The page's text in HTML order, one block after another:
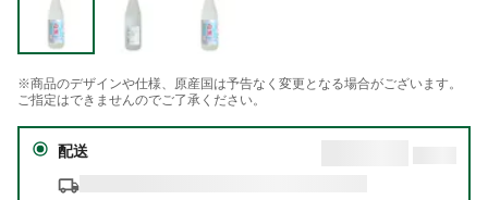
※商品のデザインや仕様、原産国は予告なく変更となる場合がございます。
ご指定はできませんのでご了承ください。
配送